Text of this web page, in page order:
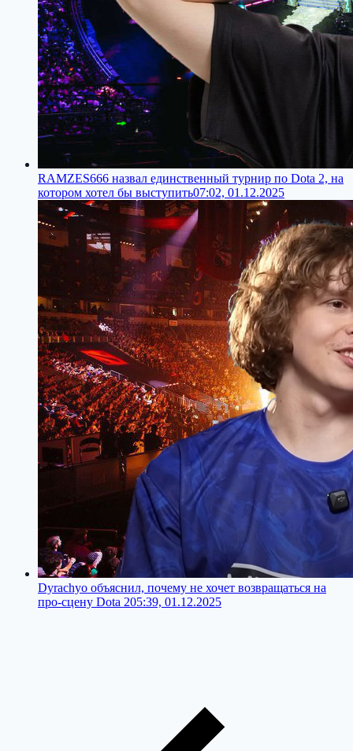
RAMZES666 назвал единственный турнир по Dota 2, на
котором хотел бы выступить07:02, 01.12.2025
Dyrachyo объяснил, почему не хочет возвращаться на
про-сцену Dota 205:39, 01.12.2025